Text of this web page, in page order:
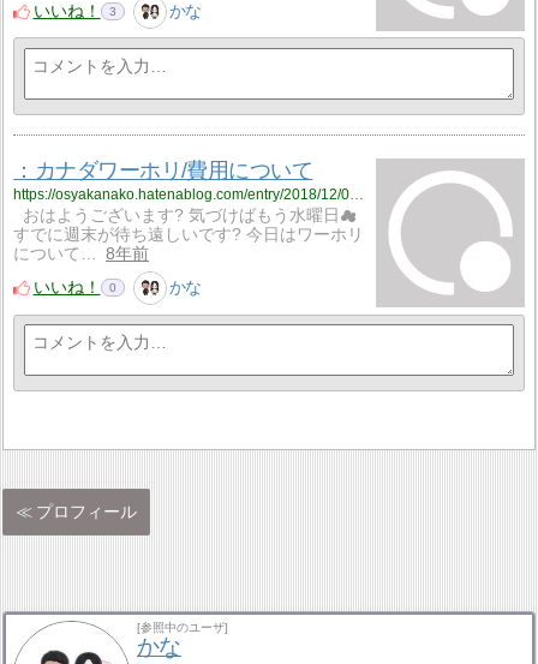
いいね！
3 かな
：カナダワーホリ/費用について
https://osyakanako.hatenablog.com/entry/2018/12/06/012155
おはようございます? 気づけばもう水曜日☁
すでに週末が待ち遠しいです? 今日はワーホリ
について…
8年前
いいね！
0 かな
プロフィール
[参照中のユーザ]
かな